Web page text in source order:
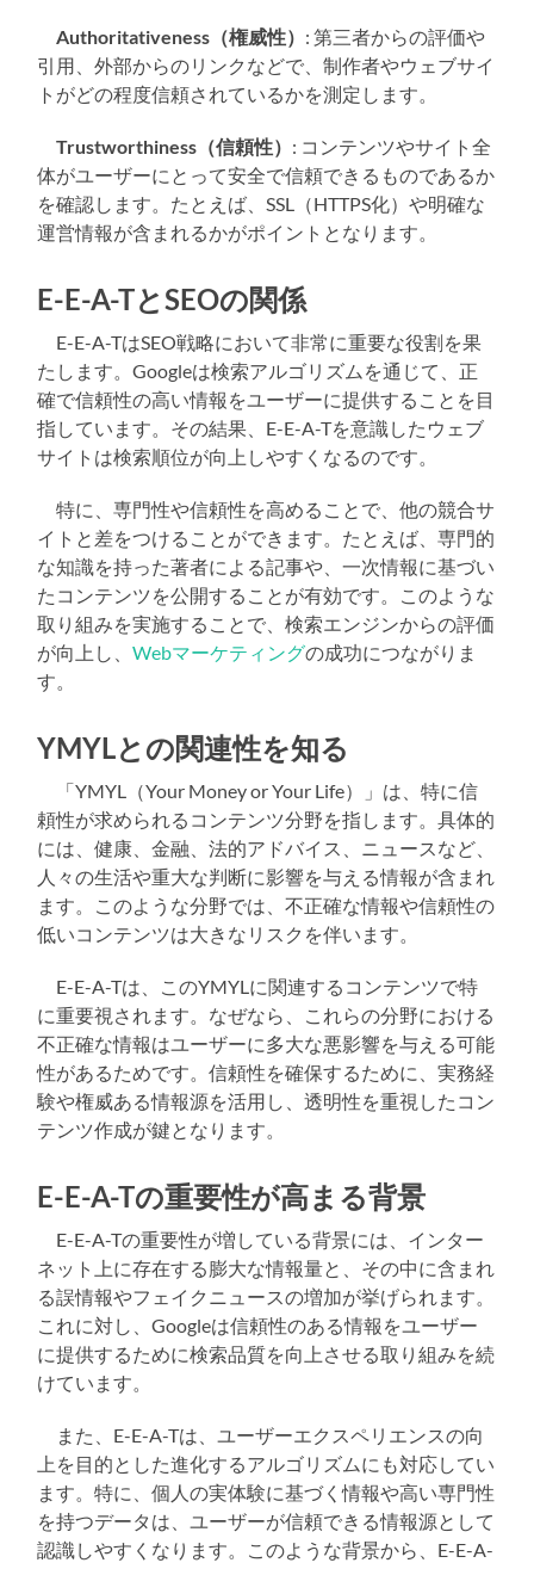
Authoritativeness（権威性） : 第三者からの評価や
引用、外部からのリンクなどで、制作者やウェブサイ
トがどの程度信頼されているかを測定します。
Trustworthiness（信頼性） : コンテンツやサイト全
体がユーザーにとって安全で信頼できるものであるか
を確認します。たとえば、SSL（HTTPS化）や明確な
運営情報が含まれるかがポイントとなります。
E-E-A-TとSEOの関係
E-E-A-TはSEO戦略において非常に重要な役割を果
たします。Googleは検索アルゴリズムを通じて、正
確で信頼性の高い情報をユーザーに提供することを目
指しています。その結果、E-E-A-Tを意識したウェブ
サイトは検索順位が向上しやすくなるのです。
特に、専門性や信頼性を高めることで、他の競合サ
イトと差をつけることができます。たとえば、専門的
な知識を持った著者による記事や、一次情報に基づい
たコンテンツを公開することが有効です。このような
取り組みを実施することで、検索エンジンからの評価
が向上し、Webマーケティングの成功につながりま
す。
YMYLとの関連性を知る
「YMYL（Your Money or Your Life）」は、特に信
頼性が求められるコンテンツ分野を指します。具体的
には、健康、金融、法的アドバイス、ニュースなど、
人々の生活や重大な判断に影響を与える情報が含まれ
ます。このような分野では、不正確な情報や信頼性の
低いコンテンツは大きなリスクを伴います。
E-E-A-Tは、このYMYLに関連するコンテンツで特
に重要視されます。なぜなら、これらの分野における
不正確な情報はユーザーに多大な悪影響を与える可能
性があるためです。信頼性を確保するために、実務経
験や権威ある情報源を活用し、透明性を重視したコン
テンツ作成が鍵となります。
E-E-A-Tの重要性が高まる背景
E-E-A-Tの重要性が増している背景には、インター
ネット上に存在する膨大な情報量と、その中に含まれ
る誤情報やフェイクニュースの増加が挙げられます。
これに対し、Googleは信頼性のある情報をユーザー
に提供するために検索品質を向上させる取り組みを続
けています。
また、E-E-A-Tは、ユーザーエクスペリエンスの向
上を目的とした進化するアルゴリズムにも対応してい
ます。特に、個人の実体験に基づく情報や高い専門性
を持つデータは、ユーザーが信頼できる情報源として
認識しやすくなります。このような背景から、E-E-A-